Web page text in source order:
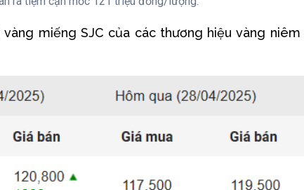
miếng SJC của các thương hiệu vàng